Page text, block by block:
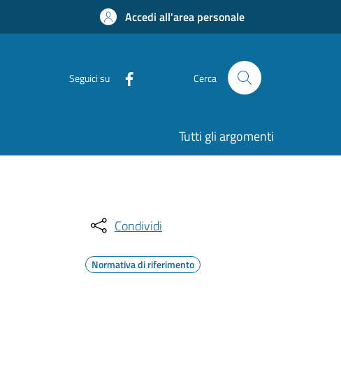
Accedi all'area personale
Seguici su Cerca
Tutti gli argomenti
Condividi
Normativa di riferimento